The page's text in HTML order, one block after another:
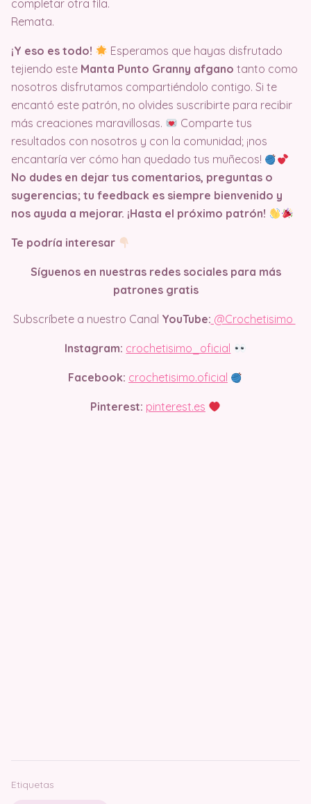
completar otra fila.
Remata.
¡Y eso es todo!
Esperamos que hayas disfrutado
tejiendo este Manta Punto Granny afgano tanto como
nosotros disfrutamos compartiéndolo contigo. Si te
encantó este patrón, no olvides suscribirte para recibir
más creaciones maravillosas.
Comparte tus
resultados con nosotros y con la comunidad; ¡nos
encantaría ver cómo han quedado tus muñecos!
No dudes en dejar tus comentarios, preguntas o
sugerencias; tu feedback es siempre bienvenido y
nos ayuda a mejorar. ¡Hasta el próximo patrón!
Te podría interesar
Síguenos en nuestras redes sociales para más
patrones gratis
Subscríbete a nuestro Canal YouTube: @Crochetisimo
Instagram: crochetisimo_oficial
Facebook: crochetisimo.oficial
Pinterest: pinterest.es
Etiquetas